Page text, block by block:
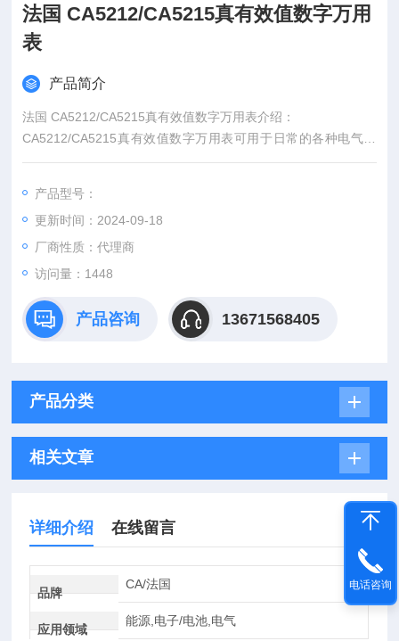
法国 CA5212/CA5215真有效值数字万用
表
产品简介
法国 CA5212/CA5215真有效值数字万用表介绍：
CA5212/CA5215真有效值数字万用表可用于日常的各种电气设
施的维护。该类型万用表具有标准万用表所有的功能.
产品型号：
更新时间：2024-09-18
厂商性质：代理商
访问量：1448
产品咨询 13671568405
产品分类
相关文章
详细介绍 在线留言
品牌
CA/法国
应用领域
能源,电子/电池,电气
电话咨询